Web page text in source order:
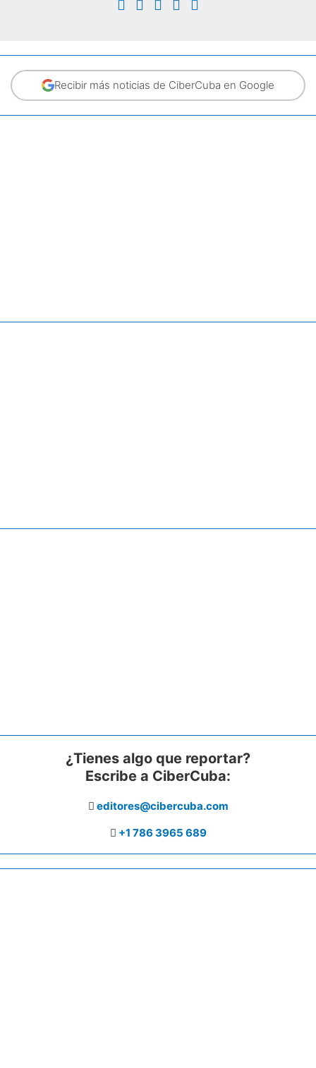
Recibir más noticias de CiberCuba en Google
¿Tienes algo que reportar?
Escribe a CiberCuba:
editores@cibercuba.com
+1 786 3965 689